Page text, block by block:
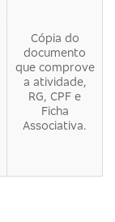
Cópia do
documento
que comprove
a atividade,
RG, CPF e
Ficha
Associativa.